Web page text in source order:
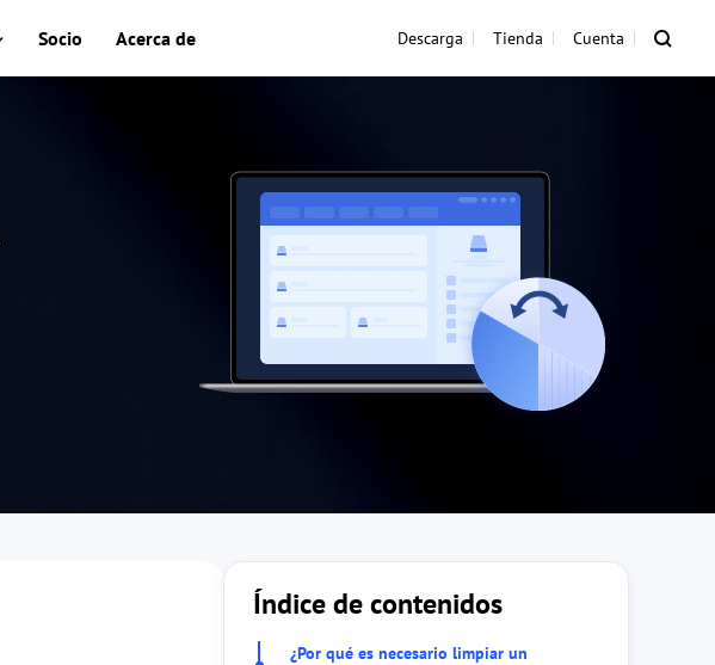
Socio Acerca de Descarga Tienda Cuenta
Índice de contenidos
¿Por qué es necesario limpiar un